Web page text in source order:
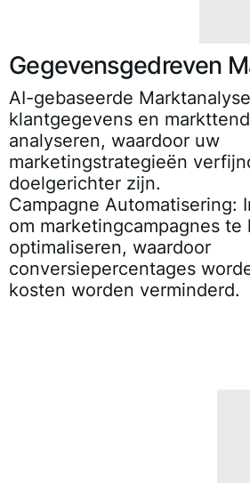
Gegevensgedreven
AI-gebaseerde
klantgegevens en
analyseren, waardoor uw
marketingstrategieën
doelgerichter zijn.
Campagne Automatisering:
om marketingcampagnes te
optimaliseren, waardoor
conversiepercentages
kosten worden verminderd.